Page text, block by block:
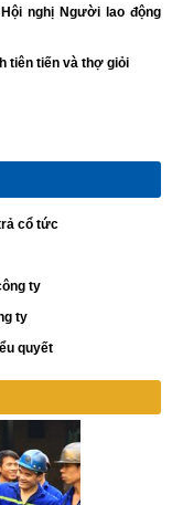
nghị Người lao động
tiên tiến và thợ giỏi
cổ tức
ty
ty
quyết